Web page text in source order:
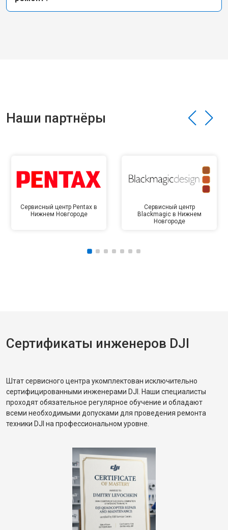
Наши партнёры
Сервисный центр Pentax в
Нижнем Новгороде
Сервисный центр
Blackmagic в Нижнем
Новгороде
Сертификаты инженеров DJI
Штат сервисного центра укомплектован исключительно
сертифицированными инженерами DJI. Наши специалисты
проходят обязательное регулярное обучение и обладают
всеми необходимыми допусками для проведения ремонта
техники DJI на профессиональном уровне.